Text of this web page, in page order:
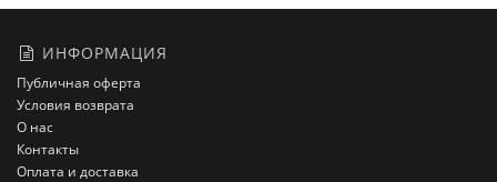
ИНФОРМАЦИЯ
Публичная оферта
Условия возврата
О нас
Контакты
Оплата и доставка